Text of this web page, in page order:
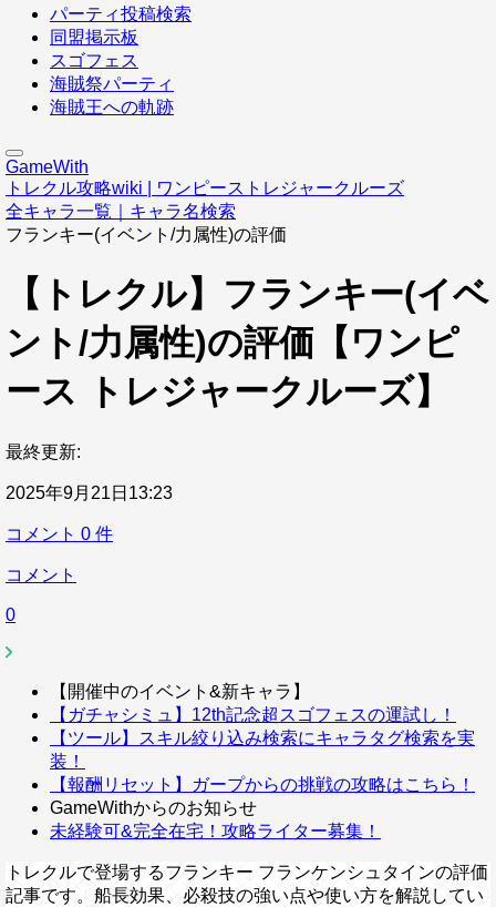
パーティ投稿検索
同盟掲示板
スゴフェス
海賊祭パーティ
海賊王への軌跡
GameWith
トレクル攻略wiki | ワンピーストレジャークルーズ
全キャラ一覧｜キャラ名検索
フランキー(イベント/力属性)の評価
【トレクル】フランキー(イベ
ント/力属性)の評価【ワンピ
ース トレジャークルーズ】
最終更新:
2025年9月21日13:23
コメント 0 件
コメント
0
【開催中のイベント&新キャラ】
【ガチャシミュ】12th記念超スゴフェスの運試し！
【ツール】スキル絞り込み検索にキャラタグ検索を実
装！
【報酬リセット】ガープからの挑戦の攻略はこちら！
GameWithからのお知らせ
未経験可&完全在宅！攻略ライター募集！
トレクルで登場するフランキー フランケンシュタインの評価
記事です。船長効果、必殺技の強い点や使い方を解説してい